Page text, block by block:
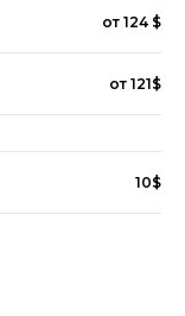
от 124 $
от 121$
10$